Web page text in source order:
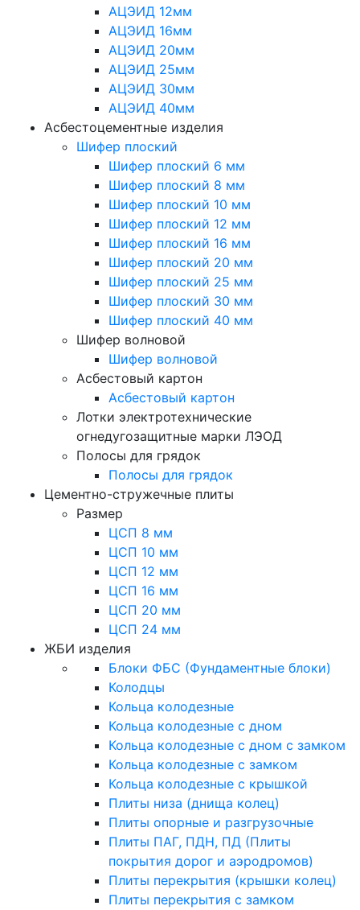
АЦЭИД 12мм
АЦЭИД 16мм
АЦЭИД 20мм
АЦЭИД 25мм
АЦЭИД 30мм
АЦЭИД 40мм
Асбестоцементные изделия
Шифер плоский
Шифер плоский 6 мм
Шифер плоский 8 мм
Шифер плоский 10 мм
Шифер плоский 12 мм
Шифер плоский 16 мм
Шифер плоский 20 мм
Шифер плоский 25 мм
Шифер плоский 30 мм
Шифер плоский 40 мм
Шифер волновой
Шифер волновой
Асбестовый картон
Асбестовый картон
Лотки электротехнические
огнедугозащитные марки ЛЭОД
Полосы для грядок
Полосы для грядок
Цементно-стружечные плиты
Размер
ЦСП 8 мм
ЦСП 10 мм
ЦСП 12 мм
ЦСП 16 мм
ЦСП 20 мм
ЦСП 24 мм
ЖБИ изделия
Блоки ФБС (Фундаментные блоки)
Колодцы
Кольца колодезные
Кольца колодезные с дном
Кольца колодезные с дном с замком
Кольца колодезные с замком
Кольца колодезные с крышкой
Плиты низа (днища колец)
Плиты опорные и разгрузочные
Плиты ПАГ, ПДН, ПД (Плиты
покрытия дорог и аэродромов)
Плиты перекрытия (крышки колец)
Плиты перекрытия с замком